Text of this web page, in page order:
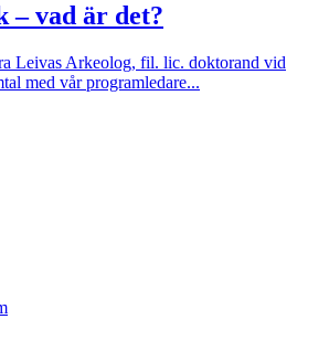
– vad är det?
Leivas Arkeolog, fil. lic. doktorand vid
med vår programledare...